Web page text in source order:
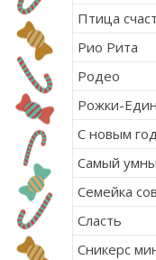
Птица
Рио Рита
Родео
Рожки-
С новым
Самый
Семейка сов
Сласть
Сникерс